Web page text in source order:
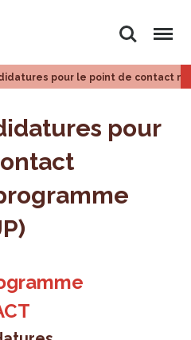
Rechercher
Menu
pour le point de contact
pour